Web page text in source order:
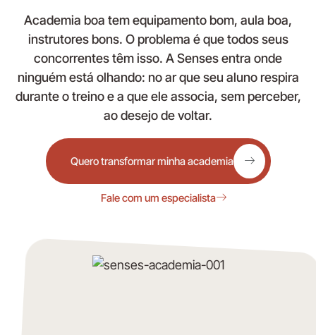
Academia boa tem equipamento bom, aula boa,
instrutores bons. O problema é que todos seus
concorrentes têm isso. A Senses entra onde
ninguém está olhando: no ar que seu aluno respira
durante o treino e a que ele associa, sem perceber,
ao desejo de voltar.
Quero transformar minha academia
Fale com um especialista